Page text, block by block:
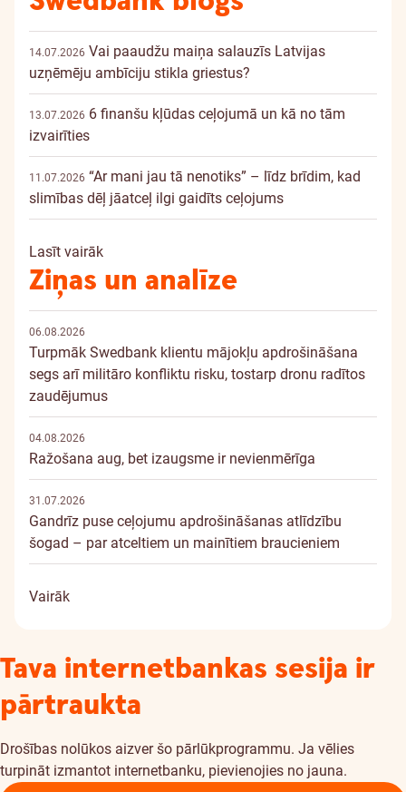
14.07.2026 Vai paaudžu maiņa salauzīs Latvijas
uzņēmēju ambīciju stikla griestus?
13.07.2026 6 finanšu kļūdas ceļojumā un kā no tām
izvairīties
11.07.2026 “Ar mani jau tā nenotiks” – līdz brīdim, kad
slimības dēļ jāatceļ ilgi gaidīts ceļojums
Lasīt vairāk
Ziņas un analīze
06.08.2026
Turpmāk Swedbank klientu mājokļu apdrošināšana
segs arī militāro konfliktu risku, tostarp dronu radītos
zaudējumus
04.08.2026
Ražošana aug, bet izaugsme ir nevienmērīga
31.07.2026
Gandrīz puse ceļojumu apdrošināšanas atlīdzību
šogad – par atceltiem un mainītiem braucieniem
Vairāk
Tava internetbankas sesija ir
pārtraukta
Drošības nolūkos aizver šo pārlūkprogrammu. Ja vēlies
turpināt izmantot internetbanku, pievienojies no jauna.